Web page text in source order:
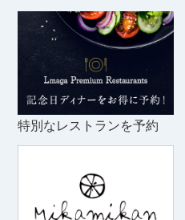
特別なレストランを予約